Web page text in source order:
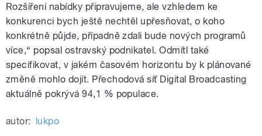
Rozšíření nabídky připravujeme, ale vzhledem ke
konkurenci bych ještě nechtěl upřesňovat, o koho
konkrétně půjde, případně zdali bude nových programů
více,“ popsal ostravský podnikatel. Odmítl také
specifikovat, v jakém časovém horizontu by k plánované
změně mohlo dojít. Přechodová síť Digital Broadcasting
aktuálně pokrývá 94,1 % populace.
autor: lukpo